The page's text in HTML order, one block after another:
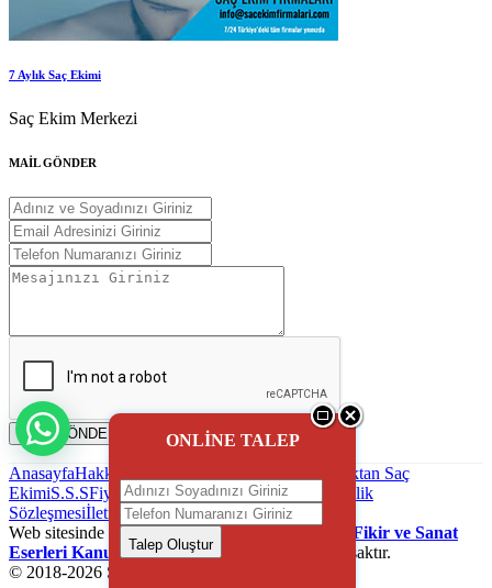
7 Aylık Saç Ekimi
Saç Ekim Merkezi
MAİL GÖNDER
MAİL GÖNDER
AnasayfaHakkımızda
Uzaktan Saç
EkimiS.S.SFiyatlandırmaReklam uygulaması
Gizlilik
Sözleşmesiİletişim
Web sitesinde kullanılanan içeriklerin
5846 sayılı Fikir ve Sanat
Eserleri Kanunugereği izinsiz koplayalamak yasaktır.
© 2018-2026 Saç Ekim Firmaları
ONLİNE TALEP
Talep Oluştur